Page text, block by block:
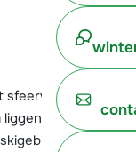
centrum
liggen de skiliften
Dit is